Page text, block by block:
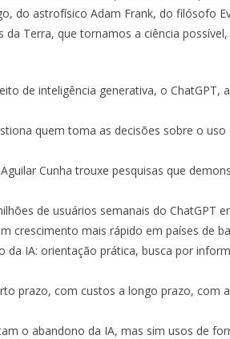
do astrofísico Adam Frank, do filósofo
Terra, que tornamos a ciência
de inteligência generativa, o
quem toma as decisões sobre o
Cunha trouxe pesquisas que
de usuários semanais do ChatGPT
crescimento mais rápido em países de
da IA: orientação prática, busca por
prazo, com custos a longo prazo, com
o abandono da IA, mas sim usos de